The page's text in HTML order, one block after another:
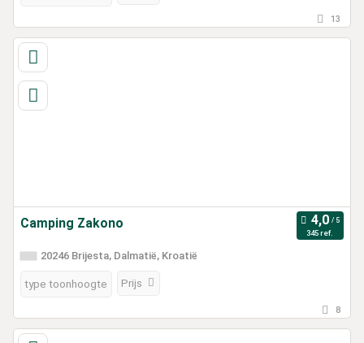
13
Camping Zakono
345 ref.
20246 Brijesta, Dalmatië, Kroatië
type toonhoogte Prijs
8